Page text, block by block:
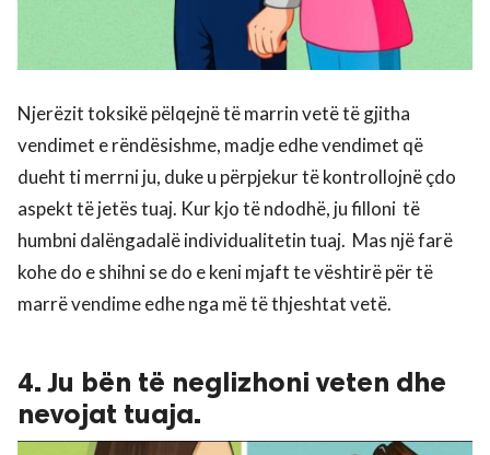
Njerëzit toksikë pëlqejnë të marrin vetë të gjitha
vendimet e rëndësishme, madje edhe vendimet që
dueht ti merrni ju, duke u përpjekur të kontrollojnë çdo
aspekt të jetës tuaj. Kur kjo të ndodhë, ju filloni të
humbni dalëngadalë individualitetin tuaj. Mas një farë
kohe do e shihni se do e keni mjaft te vështirë për të
marrë vendime edhe nga më të thjeshtat vetë.
4. Ju bën të neglizhoni veten dhe
nevojat tuaja.